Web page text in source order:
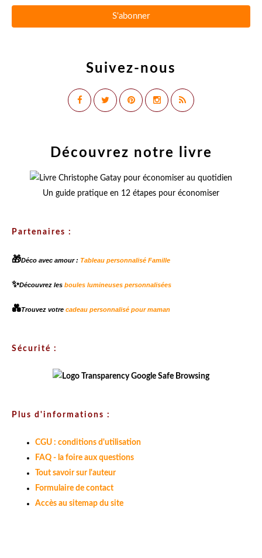
Suivez-nous
Découvrez notre livre
Un guide pratique en 12 étapes pour économiser
Partenaires :
🎁Déco avec amour : Tableau personnalisé Famille
✨Découvrez les boules lumineuses personnalisées
💑Trouvez votre cadeau personnalisé pour maman
Sécurité :
Plus d'informations :
CGU : conditions d'utilisation
FAQ - la foire aux questions
Tout savoir sur l'auteur
Formulaire de contact
Accès au sitemap du site